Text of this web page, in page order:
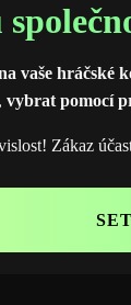
vaše hráčské
, vybrat pomocí
Zákaz